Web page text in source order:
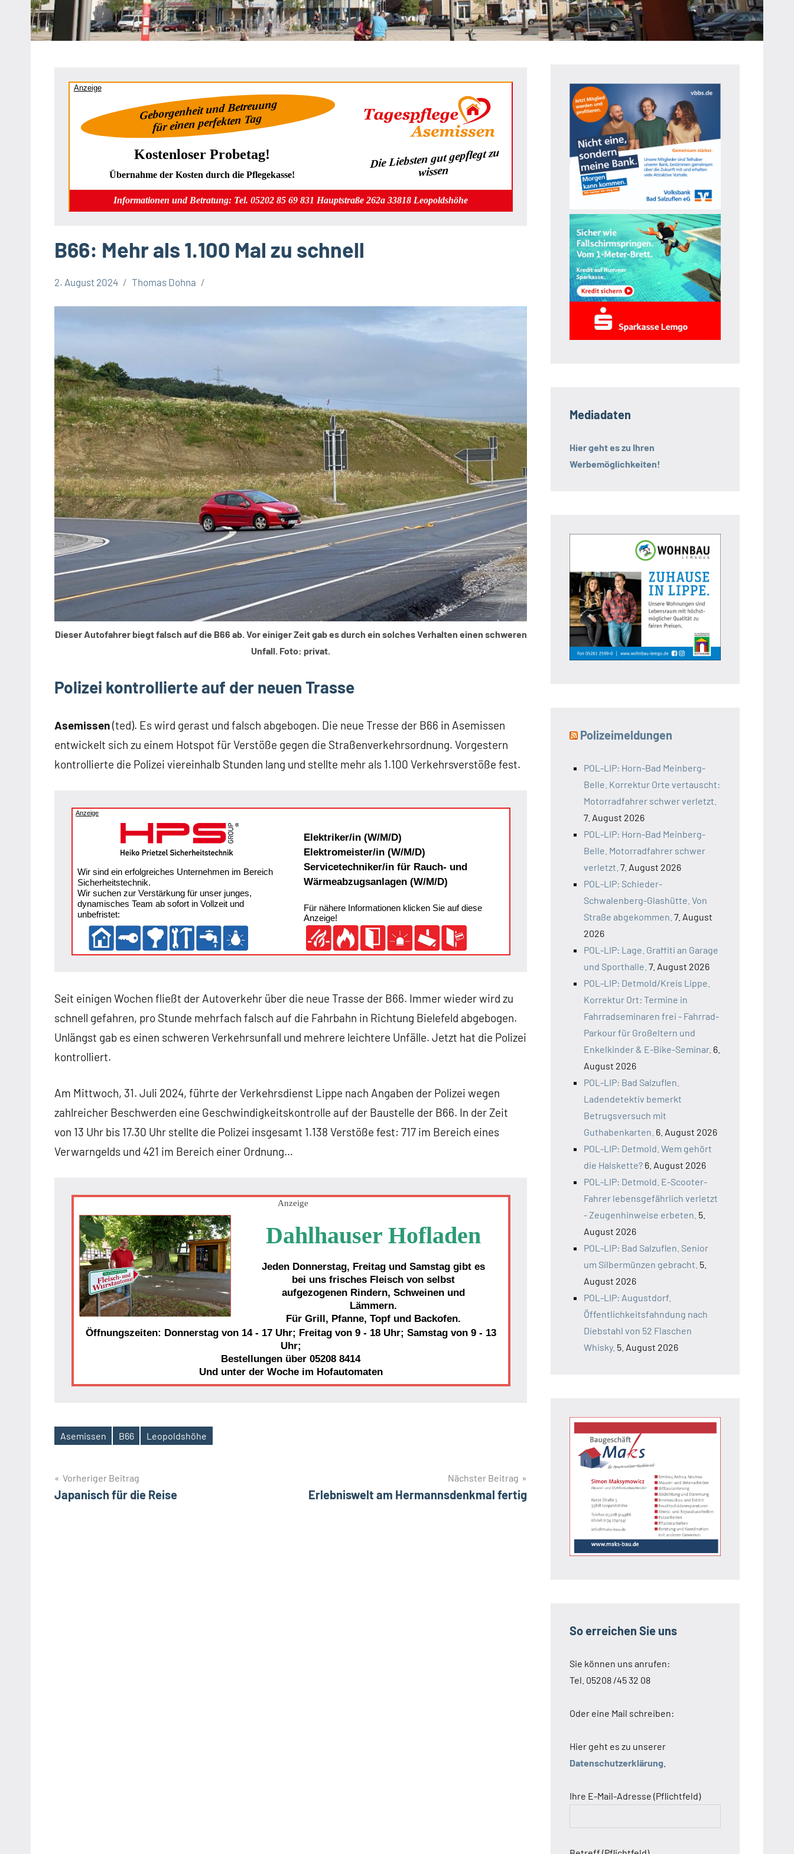
Heipke,
Leopoldshöhe,
Anzeige
Geborgenheit und Betreuung
für einen perfekten Tag
Kostenloser Probetag!
Übernahme der Kosten durch die Pflegekasse!
Die Liebsten gut gepflegt zu
wissen
Informationen und Betratung: Tel. 05202 85 69 831 Hauptstraße 262a 33818 Leopoldshöhe
B66: Mehr als 1.100 Mal zu schnell
B66n
2. August 2024 Thomas Dohna
Dieser Autofahrer biegt falsch auf die B66 ab. Vor einiger Zeit gab es durch ein solches Verhalten einen schweren
Unfall. Foto: privat.
Polizei kontrollierte auf der neuen Trasse
Asemissen(ted). Es wird gerast und falsch abgebogen. Die neue Tresse der B66 in Asemissen
entwickelt sich zu einem Hotspot für Verstöße gegen die Straßenverkehrsordnung. Vorgestern
kontrollierte die Polizei viereinhalb Stunden lang und stellte mehr als 1.100 Verkehrsverstöße fest.
Anzeige
Wir sind ein erfolgreiches Unternehmen im Bereich
Sicherheitstechnik.
Wir suchen zur Verstärkung für unser junges,
dynamisches Team ab sofort in Vollzeit und
unbefristet:
Elektriker/in (W/M/D)
Elektromeister/in (W/M/D)
Servicetechniker/in für Rauch- und
Wärmeabzugsanlagen (W/M/D)
Für nähere Informationen klicken Sie auf diese
Anzeige!
Seit einigen Wochen fließt der Autoverkehr über die neue Trasse der B66. Immer wieder wird zu
schnell gefahren, pro Stunde mehrfach falsch auf die Fahrbahn in Richtung Bielefeld abgebogen.
Unlängst gab es einen schweren Verkehrsunfall und mehrere leichtere Unfälle. Jetzt hat die Polizei
kontrolliert.
Am Mittwoch, 31. Juli 2024, führte der Verkehrsdienst Lippe nach Angaben der Polizei wegen
zahlreicher Beschwerden eine Geschwindigkeitskontrolle auf der Baustelle der B66. In der Zeit
von 13 Uhr bis 17.30 Uhr stellte die Polizei insgesamt 1.138 Verstöße fest: 717 im Bereich eines
Verwarngelds und 421 im Bereich einer Ordnung…
Anzeige
Dahlhauser Hofladen
Jeden Donnerstag, Freitag und Samstag gibt es
bei uns frisches Fleisch von selbst
aufgezogenen Rindern, Schweinen und
Lämmern.
Für Grill, Pfanne, Topf und Backofen.
Öffnungszeiten: Donnerstag von 14 - 17 Uhr; Freitag von 9 - 18 Uhr; Samstag von 9 - 13
Uhr;
Bestellungen über 05208 8414
Und unter der Woche im Hofautomaten
Schlagwörter
Asemissen B66 Leopoldshöhe
Beitragsnavigation
Vorheriger Beitrag
Japanisch für die Reise
Nächster Beitrag
Erlebniswelt am Hermannsdenkmal fertig
Mediadaten
Hier geht es zu Ihren
Werbemöglichkeiten!
Polizeimeldungen
POL-LIP: Horn-Bad Meinberg-
Belle. Korrektur Orte vertauscht:
Motorradfahrer schwer verletzt.
7. August 2026
POL-LIP: Horn-Bad Meinberg-
Belle. Motorradfahrer schwer
verletzt. 7. August 2026
POL-LIP: Schieder-
Schwalenberg-Glashütte. Von
Straße abgekommen. 7. August
2026
POL-LIP: Lage. Graffiti an Garage
und Sporthalle. 7. August 2026
POL-LIP: Detmold/Kreis Lippe.
Korrektur Ort: Termine in
Fahrradseminaren frei - Fahrrad-
Parkour für Großeltern und
Enkelkinder & E-Bike-Seminar. 6.
August 2026
POL-LIP: Bad Salzuflen.
Ladendetektiv bemerkt
Betrugsversuch mit
Guthabenkarten. 6. August 2026
POL-LIP: Detmold. Wem gehört
die Halskette? 6. August 2026
POL-LIP: Detmold. E-Scooter-
Fahrer lebensgefährlich verletzt
- Zeugenhinweise erbeten. 5.
August 2026
POL-LIP: Bad Salzuflen. Senior
um Silbermünzen gebracht. 5.
August 2026
POL-LIP: Augustdorf.
Öffentlichkeitsfahndung nach
Diebstahl von 52 Flaschen
Whisky. 5. August 2026
So erreichen Sie uns
Sie können uns anrufen:
Tel. 05208 /45 32 08
Oder eine Mail schreiben:
Hier geht es zu unserer
Datenschutzerklärung
Ihre E-Mail-Adresse (Pflichtfeld)